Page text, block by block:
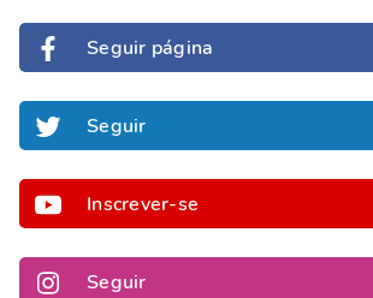
Seguir página
Seguir
Inscrever-se
Seguir